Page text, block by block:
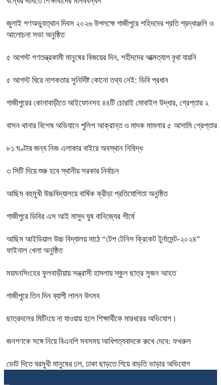
জুলাই গণঅভ্যুত্থান দিবস ২০২৬ উপলক্ষে গাজীপুরে শহিদদের প্রতি শ্রদ্ধাঞ্জলি ও
আলোচনা সভা অনুষ্ঠিত
৫ আগস্ট গণতন্ত্রকামী মানুষের বিজয়ের দিন, শহীদদের আত্মত্যাগ বৃথা যায়নি
৫ আগস্ট ঘিরে নাশকতার সুনির্দিষ্ট কোনো তথ্য নেই: ডিবি প্রধান
গাজীপুরের কোনাবাড়ীতে আইফোনসহ ৪৪টি চোরাই মোবাইল উদ্ধার, গ্রেপ্তার ২
বাসন থানার বিশেষ অভিযানে পুলিশ আক্রান্ত ও মাদক মামলার ৫ আসামি গ্রেপ্তার
৮১ ঘণ্টার জন্য নিজ এলাকার বাইরে অবস্থান নিষিদ্ধ
৩ সিটি দিয়ে শুরু হবে স্থানীয় সরকার নির্বাচন
আছিম বহুমুখী উচ্চবিদ্যালয়ে বার্ষিক ক্রীড়া প্রতিযোগিতা অনুষ্ঠিত
গাজীপুরে ডিবির এস আই মাসুদ ঘুষ বানিজ্যের শীর্ষে
আছিম আইডিয়াল উচ্চ বিদ্যালয় মাঠে “টেপ টেনিস ক্রিকেট টুর্নামেন্ট-২০২৪”
ফাইনাল খেলা অনুষ্ঠিত
ময়মনসিংহের ফুলবাড়ীয়ায় সন্ত্রাসী হামলায় স্কুল ছাত্র সুজন আহত
গাজীপুরে তিন দিন ব্যাপী লালন উৎসব
ছাত্রদলের মিটিংয়ে না যাওয়ায় হলে শিক্ষার্থীকে মারধরের অভিযোগ।
জনগণকে সঙ্গে নিয়ে বিএনপি সবসময় আধিপত্যবাদকে রুখে দেবে: ফখরুল
ভোট দিতে ঘরমুখী মানুষের ঢল, ঢাকা ছাড়তে গিয়ে বাড়তি ভাড়ার অভিযোগ